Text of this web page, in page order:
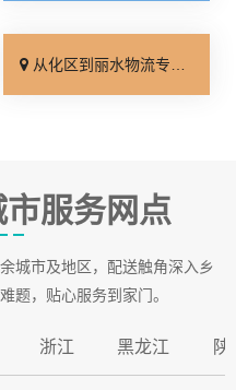
从化区到丽水物流专线_送货到门「合理收费」
服务网点
城市及地区，配送触角深入乡
题，贴心服务到家门。
浙江 黑龙江 陕